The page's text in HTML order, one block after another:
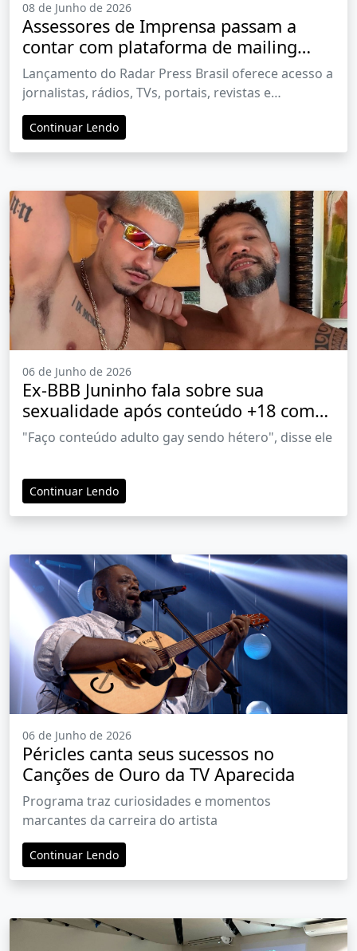
08 de Junho de 2026
Assessores de Imprensa passam a
contar com plataforma de mailing
com mais de 4 mil contatos da mídia
brasileira
Lançamento do Radar Press Brasil oferece acesso a
jornalistas, rádios, TVs, portais, revistas e
influenciadores de todo o país
Continuar Lendo
06 de Junho de 2026
Ex-BBB Juninho fala sobre sua
sexualidade após conteúdo +18 com
outro homem e afirma ser hétero
"Faço conteúdo adulto gay sendo hétero", disse ele
Continuar Lendo
06 de Junho de 2026
Péricles canta seus sucessos no
Canções de Ouro da TV Aparecida
Programa traz curiosidades e momentos
marcantes da carreira do artista
Continuar Lendo